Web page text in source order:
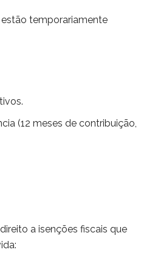
temporariamente
(12 meses de contribuição,
a isenções fiscais que